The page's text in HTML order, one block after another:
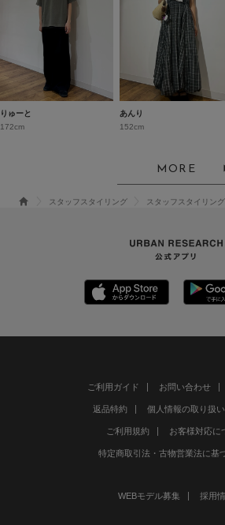
りゅーと
172cm
あんり
152cm
MORE
スタッフスタイリング スタッフスタイリン
ご利用ガイド お問い合わせ
返品特約 個人情報の取り扱
ご利用規約 お客様対応に
特定商取引法・古物営業法に基
WEBモデル募集 採用